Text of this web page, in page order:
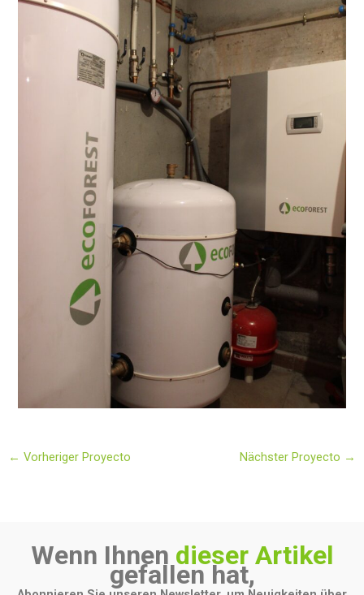
← Vorheriger Proyecto Nächster Proyecto →
Wenn Ihnen dieser Artikel
gefallen hat,